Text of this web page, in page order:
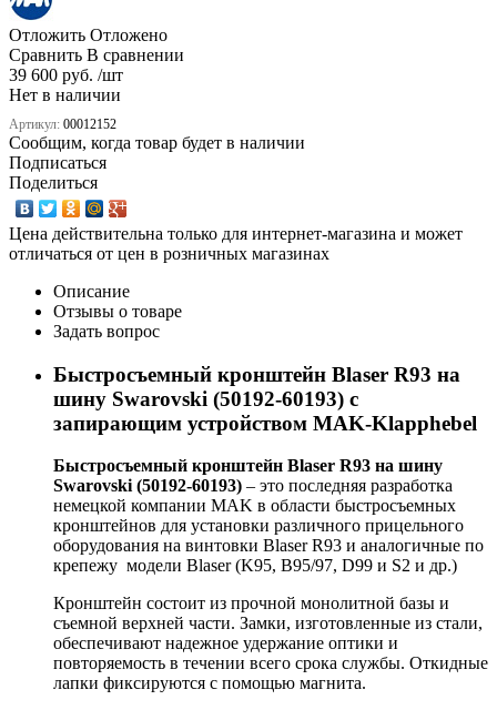
Отложить Отложено
Сравнить В сравнении
39 600 руб. /шт
Нет в наличии
Артикул: 00012152
Сообщим, когда товар будет в наличии
Подписаться
Поделиться
Цена действительна только для интернет-магазина и может
отличаться от цен в розничных магазинах
Описание
Отзывы о товаре
Задать вопрос
Быстросъемный кронштейн Blaser R93 на
шину Swarovski (50192-60193) с
запирающим устройством MAK-Klapphebel
Быстросъемный кронштейн Blaser R93 на шину
Swarovski (50192-60193) – это последняя разработка
немецкой компании MAK в области быстросъемных
кронштейнов для установки различного прицельного
оборудования на винтовки Blaser R93 и аналогичные по
крепежу модели Blaser (K95, B95/97, D99 и S2 и др.)
Кронштейн состоит из прочной монолитной базы и
съемной верхней части. Замки, изготовленные из стали,
обеспечивают надежное удержание оптики и
повторяемость в течении всего срока службы. Откидные
лапки фиксируются с помощью магнита.